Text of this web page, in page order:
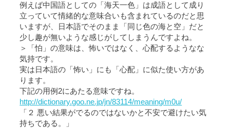
例えば中国語としての「海天一色」は成語として成り
立っていて情緒的な意味合いも含まれているのだと思
いますが、日本語でそのまま「同じ色の海と空」だと
少し趣が無いような感じがしてしまうんですよね。
＞「怕」の意味は、怖いではなく、心配するようなな
気持です。
実は日本語の「怖い」にも「心配」に似た使い方があ
ります。
下記の用例2にあたる意味ですね。
http://dictionary.goo.ne.jp/jn/83114/meaning/m0u/
「２ 悪い結果がでるのではないかと不安で避けたい気
持ちである。」